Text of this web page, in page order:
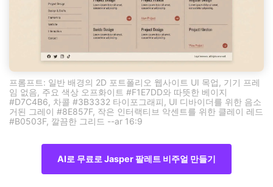
프롬프트: 일반 배경의 2D 포트폴리오 웹사이트 UI 목업, 기기 프레
임 없음, 주요 색상 오프화이트 #F1E7DD와 따뜻한 베이지
#D7C4B6, 차콜 #3B3332 타이포그래피, UI 디바이더를 위한 음소
거된 그레이 #8E857F, 작은 인터랙티브 악센트를 위한 클레이 레드
#B0503F, 깔끔한 그리드 --ar 16:9
AI로 무료로 Jasper 팔레트 비주얼 만들기